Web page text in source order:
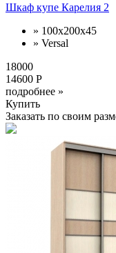
Шкаф купе Карелия 2
» 100х200х45
» Versal
18000
14600 Р
подробнее »
Купить
Заказать по своим